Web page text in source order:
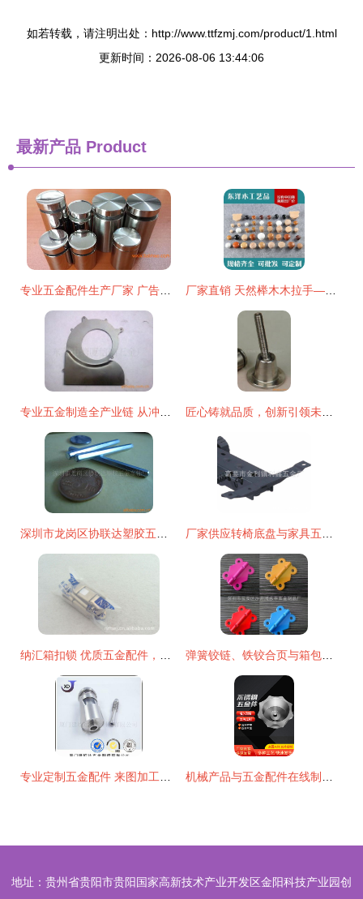
如若转载，请注明出处：http://www.ttfzmj.com/product/1.html
更新时间：2026-08-06 13:44:06
最新产品 Product
地址：贵州省贵阳市贵阳国家高新技术产业开发区金阳科技产业园创